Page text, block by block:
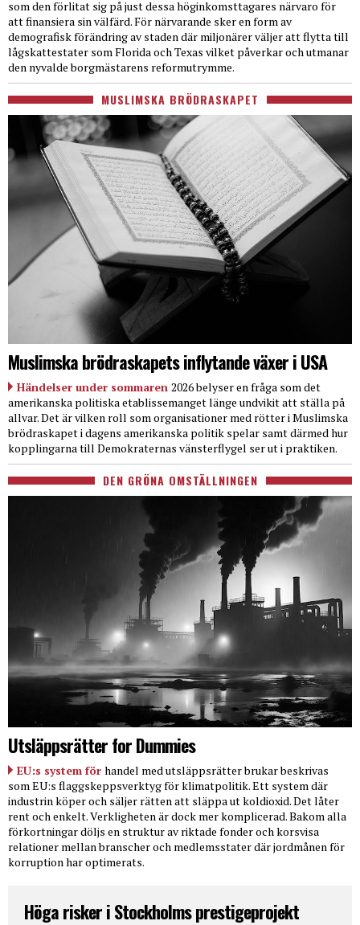
som den förlitat sig på just dessa höginkomsttagares närvaro för
att finansiera sin välfärd. För närvarande sker en form av
demografisk förändring av staden där miljonärer väljer att flytta till
lågskattestater som Florida och Texas vilket påverkar och utmanar
den nyvalde borgmästarens reformutrymme.
MUSLIMSKA BRÖDRASKAPET
Muslimska brödraskapets inflytande växer i USA
Händelser under sommaren 2026 belyser en fråga som det
amerikanska politiska etablissemanget länge undvikit att ställa på
allvar. Det är vilken roll som organisationer med rötter i Muslimska
brödraskapet i dagens amerikanska politik spelar samt därmed hur
kopplingarna till Demokraternas vänsterflygel ser ut i praktiken.
DEN GRÖNA OMSTÄLLNINGEN
Utsläppsrätter for Dummies
EU:s system för handel med utsläppsrätter brukar beskrivas
som EU:s flaggskeppsverktyg för klimatpolitik. Ett system där
industrin köper och säljer rätten att släppa ut koldioxid. Det låter
rent och enkelt. Verkligheten är dock mer komplicerad. Bakom alla
förkortningar döljs en struktur av riktade fonder och korsvisa
relationer mellan branscher och medlemsstater där jordmånen för
korruption har optimerats.
Höga risker i Stockholms prestigeprojekt